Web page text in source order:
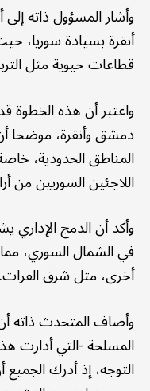
وأشار المسؤول ذاته
أنقرة بسيادة سوريا،
قطاعات حيوية مثل
واعتبر أن هذه
دمشق وأنقرة، موضحا
المناطق الحدودية،
اللاجئين السوريين من
وأكد أن الدمج
في الشمال السوري،
أخرى، مثل شرق الفرات.
وأضاف المتحدث ذاته
المسلحة -التي أدارت
التوجه، إذ أدرك